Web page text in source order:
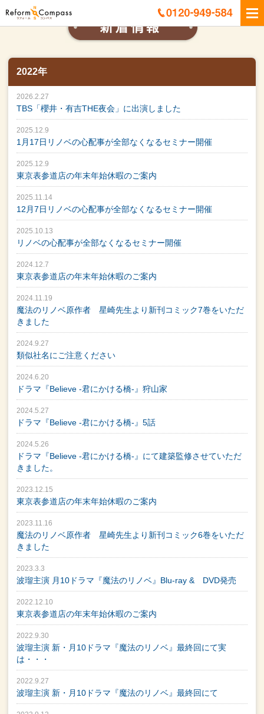
2022年
2026.2.27
TBS「櫻井・有吉THE夜会」に出演しました
2025.12.9
1月17日リノベの心配事が全部なくなるセミナー開催
2025.12.9
東京表参道店の年末年始休暇のご案内
2025.11.14
12月7日リノベの心配事が全部なくなるセミナー開催
2025.10.13
リノベの心配事が全部なくなるセミナー開催
2024.12.7
東京表参道店の年末年始休暇のご案内
2024.11.19
魔法のリノベ原作者 星崎先生より新刊コミック7巻をいただ
きました
2024.9.27
類似社名にご注意ください
2024.6.20
ドラマ『Believe -君にかける橋-』狩山家
2024.5.27
ドラマ『Believe -君にかける橋-』5話
2024.5.26
ドラマ『Believe -君にかける橋-』にて建築監修させていただ
きました。
2023.12.15
東京表参道店の年末年始休暇のご案内
2023.11.16
魔法のリノベ原作者 星崎先生より新刊コミック6巻をいただ
きました
2023.3.3
波瑠主演 月10ドラマ『魔法のリノベ』Blu-ray & DVD発売
2022.12.10
東京表参道店の年末年始休暇のご案内
2022.9.30
波瑠主演 新・月10ドラマ『魔法のリノベ』最終回にて実
は・・・
2022.9.27
波瑠主演 新・月10ドラマ『魔法のリノベ』最終回にて